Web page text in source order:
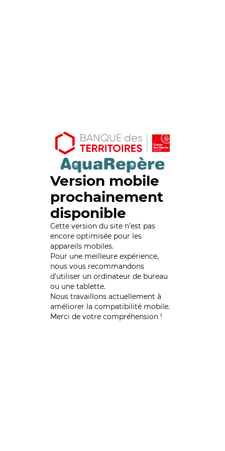
Version mobile
prochainement
disponible
Cette version du site n’est pas
encore optimisée pour les
appareils mobiles.
Pour une meilleure expérience,
nous vous recommandons
d'utiliser un ordinateur de bureau
ou une tablette.
Nous travaillons actuellement à
améliorer la compatibilité mobile.
Merci de votre compréhension !